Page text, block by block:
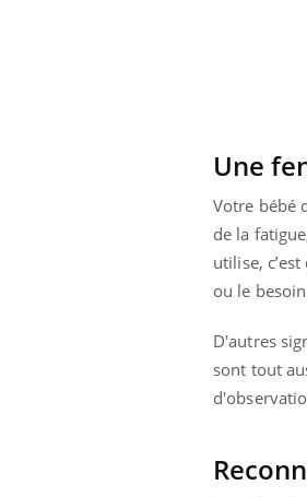
Une
Votre bébé
de la
utilise,
ou le
D'autres
sont tout
Carence en fer :
Youtube
Fatigue, irritabilité,